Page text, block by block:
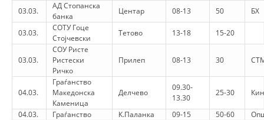
KONTAKT INFORMACIONE
ANËTARËSIMI NË STRUKTURAT PROFESIONALE
STATUTI I KRYQIT TË KUQ
03.03.
АД Стопанска
банка
Центар 08-13 50 БХ
03.03.
СОТУ Гоце
Стојчевски
Тетово 13-18 15-20
03.03.
СОУ Ристе
Ристески
Ричко
Прилеп 08-13 30
04.03.
Граѓанство
Македонска
Каменица
Делчево
09.30-
13.30
25-30
04.03. Граѓанство К.Паланка 09-15 50-60